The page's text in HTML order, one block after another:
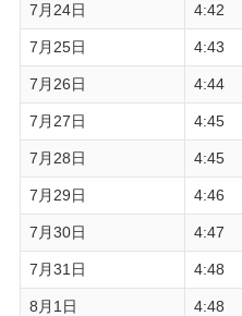
7月24日 4:42
7月25日 4:43
7月26日 4:44
7月27日 4:45
7月28日 4:45
7月29日 4:46
7月30日 4:47
7月31日 4:48
8月1日 4:48